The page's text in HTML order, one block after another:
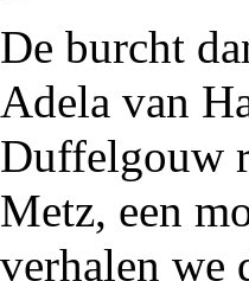
De burcht
Adela van
Duffelgouw
Metz, een
verhalen we